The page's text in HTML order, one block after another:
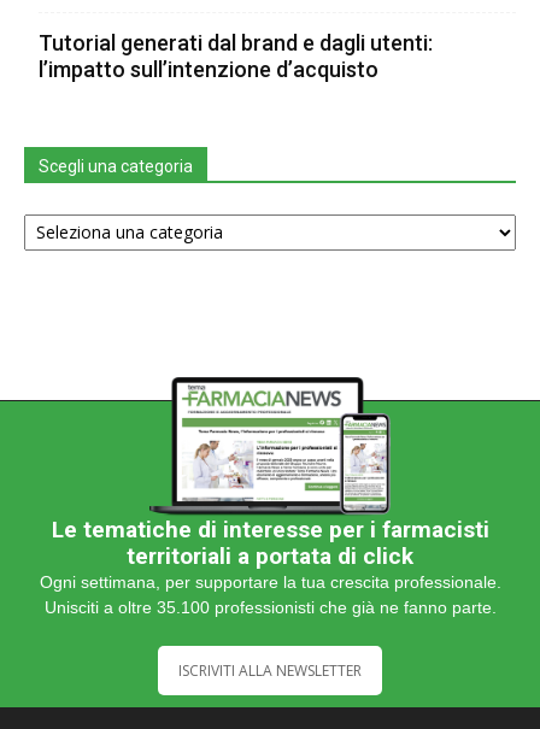
Tutorial generati dal brand e dagli utenti:
l’impatto sull’intenzione d’acquisto
Scegli una categoria
Scegli
una
Le tematiche di interesse per i farmacisti
territoriali a portata di click
Ogni settimana, per supportare la tua crescita professionale.
Unisciti a oltre 35.100 professionisti che già ne fanno parte.
ISCRIVITI ALLA NEWSLETTER